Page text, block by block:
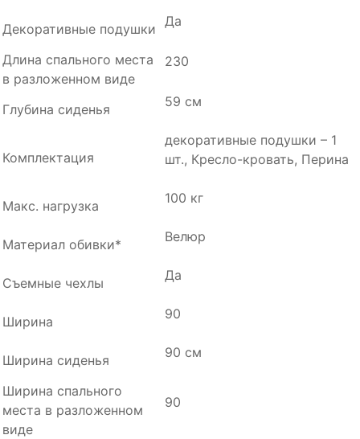
Декоративные подушки Да
Длина спального места
в разложенном виде
230
Глубина сиденья 59 см
Комплектация
декоративные подушки – 1
шт., Кресло-кровать, Перина
Макс. нагрузка 100 кг
Материал обивки* Велюр
Съемные чехлы Да
Ширина 90
Ширина сиденья 90 см
Ширина спального
места в разложенном
виде
90